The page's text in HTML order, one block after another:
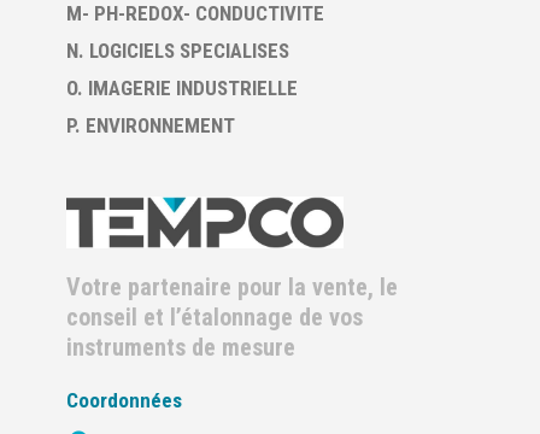
M- PH-REDOX- CONDUCTIVITE
N. LOGICIELS SPECIALISES
O. IMAGERIE INDUSTRIELLE
P. ENVIRONNEMENT
Votre partenaire pour la vente, le
conseil et l’étalonnage de vos
instruments de mesure
Coordonnées